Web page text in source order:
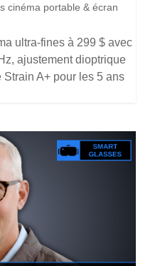
cinéma portable & écran
ultra-fines à 299 $ avec
ajustement dioptrique
A+ pour les 5 ans